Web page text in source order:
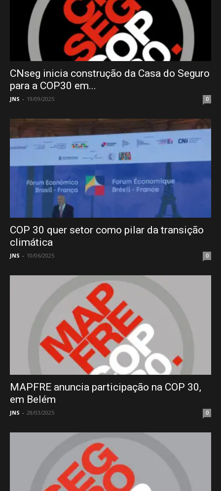
CNseg inicia construção da Casa do Seguro
para a COP30 em...
JNS - 19/09/2025 0
COP 30 quer setor como pilar da transição
climática
JNS - 10/06/2025 0
MAPFRE anuncia participação na COP 30,
em Belém
JNS - 28/03/2025 0